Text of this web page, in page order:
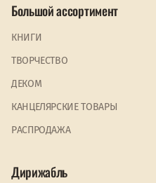
Большой ассортимент
КНИГИ
ТВОРЧЕСТВО
ДЕКОМ
КАНЦЕЛЯРСКИЕ ТОВАРЫ
PАСПРОДАЖА
Дирижабль